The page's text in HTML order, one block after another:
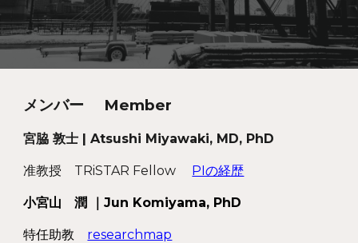
メンバー Member
宮脇 敦士 | Atsushi Miyawaki, MD, PhD
准教授 TRiSTAR Fellow PIの経歴
小宮山 潤 ｜Jun Komiyama, PhD
特任助教 researchmap